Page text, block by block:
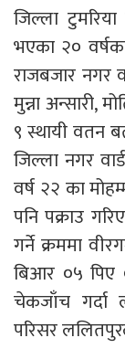
जिल्ला
भएका २०
राजबजार नगर
मुन्ना अन्सारी,
९ स्थायी वतन
जिल्ला नगर
वर्ष २२ का
पनि पक्राउ
गर्ने क्रममा
बिआर ०५ पिए
चेकजाँच गर्दा
परिसर